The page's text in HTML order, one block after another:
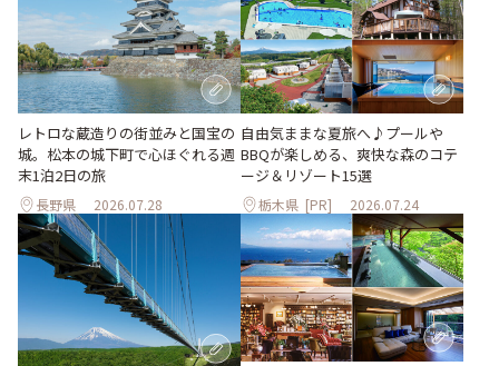
レトロな蔵造りの街並みと国宝の
城。松本の城下町で心ほぐれる週
末1泊2日の旅
長野県 2026.07.28
自由気ままな夏旅へ♪プールや
BBQが楽しめる、爽快な森のコテ
ージ＆リゾート15選
栃木県 [PR] 2026.07.24